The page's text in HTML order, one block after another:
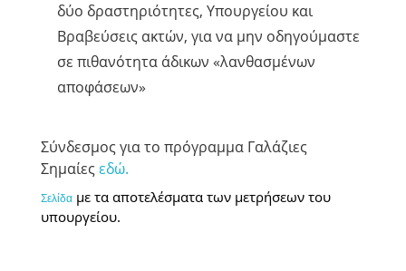
δύο δραστηριότητες, Υπουργείου και
Βραβεύσεις ακτών, για να μην οδηγούμαστε
σε πιθανότητα άδικων «λανθασμένων
αποφάσεων»
Σύνδεσμος για το πρόγραμμα Γαλάζιες
Σημαίεςεδώ.
Σελίδα με τα αποτελέσματα των μετρήσεων του
υπουργείου.